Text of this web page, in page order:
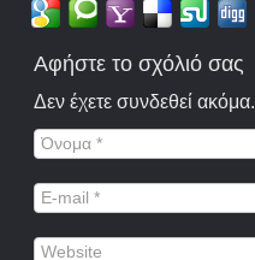
Αφήστε το σχόλιό σας
Δεν έχετε συνδεθεί ακόμα.